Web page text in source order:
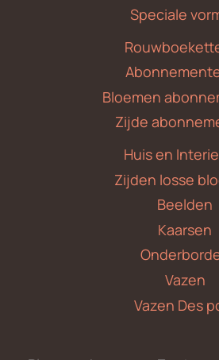
Speciale
Bloemen
Zijde
Huis en
Zijden losse
Beelden
Kaarsen
Vazen
Vazen Des